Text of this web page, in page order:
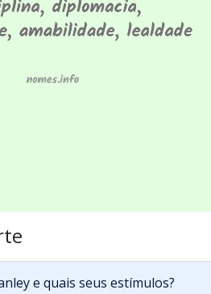
e quais seus estímulos?